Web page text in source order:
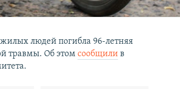
людей погибла 96-летняя
травмы. Об этомсообщили в